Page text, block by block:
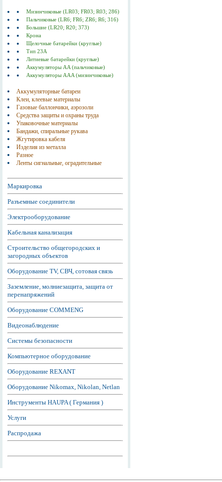
Мизинчиковые (LR03; FR03; R03; 286)
Пальчиковые (LR6; FR6; ZR6; R6; 316)
Большие (LR20; R20; 373)
Крона
Щелочные батарейки (круглые)
Тип 23А
Литиевые батарейки (круглые)
Аккумуляторы AA (пальчиковые)
Аккумуляторы AAA (мизинчиковые)
Аккумуляторные батареи
Клеи, клеевые материалы
Газовые баллончики, аэрозоли
Средства защиты и охраны труда
Упаковочные материалы
Бандажи, спиральные рукава
Жгутировка кабеля
Изделия из металла
Разное
Ленты сигнальные, оградительные
Маркировка
Разъемные соединители
Электрооборудование
Кабельная канализация
Строительство общегородских и
загородных объектов
Оборудование TV, СВЧ, сотовая связь
Заземление, молниезащита, защита от
перенапряжений
Оборудование COMMENG
Видеонаблюдение
Системы безопасности
Компьютерное оборудование
Оборудование REXANT
Оборудование Nikomax, Nikolan, Netlan
Инструменты HAUPA ( Германия )
Услуги
Распродажа